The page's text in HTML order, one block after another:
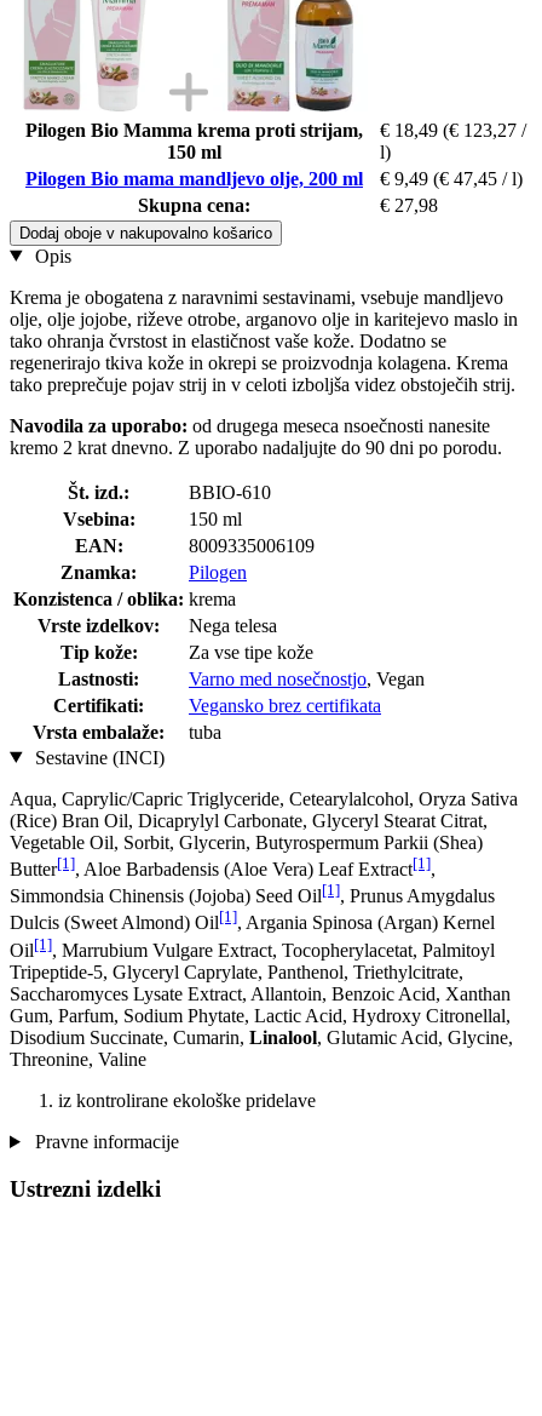
Pilogen Bio Mamma krema proti strijam,
150 ml
€ 18,49 (€ 123,27 /
l)
Pilogen Bio mama mandljevo olje, 200 ml
€ 9,49 (€ 47,45 / l)
Skupna cena:
€ 27,98
Dodaj oboje v nakupovalno košarico
Opis
Krema je obogatena z naravnimi sestavinami, vsebuje mandljevo
olje, olje jojobe, riževe otrobe, arganovo olje in karitejevo maslo in
tako ohranja čvrstost in elastičnost vaše kože. Dodatno se
regenerirajo tkiva kože in okrepi se proizvodnja kolagena. Krema
tako preprečuje pojav strij in v celoti izboljša videz obstoječih strij.
Navodila za uporabo: od drugega meseca nsoečnosti nanesite
kremo 2 krat dnevno. Z uporabo nadaljujte do 90 dni po porodu.
Št. izd.:
BBIO-610
Vsebina:
150 ml
EAN:
8009335006109
Znamka:
Pilogen
Konzistenca / oblika: krema
Vrste izdelkov:
Nega telesa
Tip kože:
Za vse tipe kože
Lastnosti:
Varno med nosečnostjo, Vegan
Certifikati:
Vegansko brez certifikata
Vrsta embalaže:
tuba
Sestavine (INCI)
Aqua, Caprylic/Capric Triglyceride, Cetearylalcohol, Oryza Sativa
(Rice) Bran Oil, Dicaprylyl Carbonate, Glyceryl Stearat Citrat,
Vegetable Oil, Sorbit, Glycerin, Butyrospermum Parkii (Shea)
Butter[1], Aloe Barbadensis (Aloe Vera) Leaf Extract[1],
Simmondsia Chinensis (Jojoba) Seed Oil[1], Prunus Amygdalus
Dulcis (Sweet Almond) Oil[1], Argania Spinosa (Argan) Kernel
Oil[1], Marrubium Vulgare Extract, Tocopherylacetat, Palmitoyl
Tripeptide-5, Glyceryl Caprylate, Panthenol, Triethylcitrate,
Saccharomyces Lysate Extract, Allantoin, Benzoic Acid, Xanthan
Gum, Parfum, Sodium Phytate, Lactic Acid, Hydroxy Citronellal,
Disodium Succinate, Cumarin, Linalool, Glutamic Acid, Glycine,
Threonine, Valine
iz kontrolirane ekološke pridelave
Pravne informacije
Ustrezni izdelki